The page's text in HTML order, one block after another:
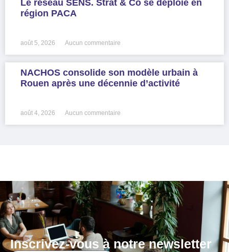
Le réseau SENS. Strat & Co se déploie en
région PACA
août 5, 2026 Aucun commentaire
NACHOS consolide son modèle urbain à
Rouen après une décennie d’activité
août 4, 2026 Aucun commentaire
Inscrivez-vous à notre newsletter